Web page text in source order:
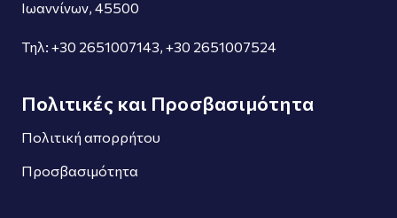
Ιωαννίνων, 45500
Τηλ: +30 2651007143, +30 2651007524
Πολιτικές και Προσβασιμότητα
Πολιτική απορρήτου
Προσβασιμότητα